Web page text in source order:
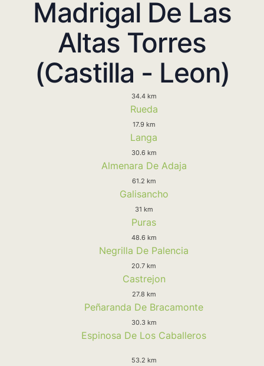
Madrigal De Las
Altas Torres
(Castilla - Leon)
34.4 km
Rueda
17.9 km
Langa
30.6 km
Almenara De Adaja
61.2 km
Galisancho
31 km
Puras
48.6 km
Negrilla De Palencia
20.7 km
Castrejon
27.8 km
Peñaranda De Bracamonte
30.3 km
Espinosa De Los Caballeros
53.2 km